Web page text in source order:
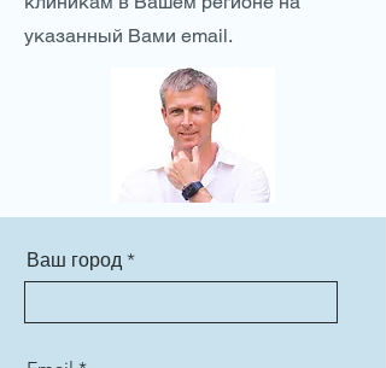
указанный Вами email.
Ваш город